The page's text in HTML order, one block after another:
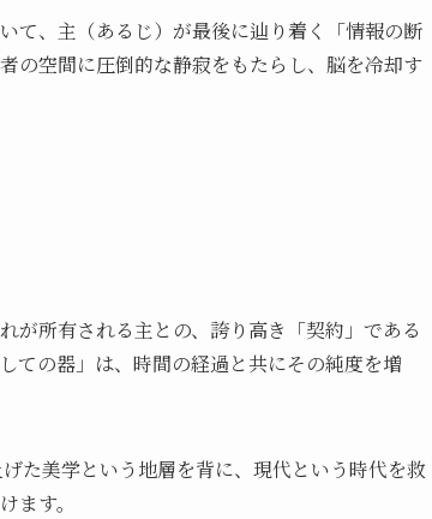
て、主（あるじ）が最後に辿り着く「情報の断
の空間に圧倒的な静寂をもたらし、脳を冷却す
が所有される主との、誇り高き「契約」である
ての器」は、時間の経過と共にその純度を増
た美学という地層を背に、現代という時代を救
ます。